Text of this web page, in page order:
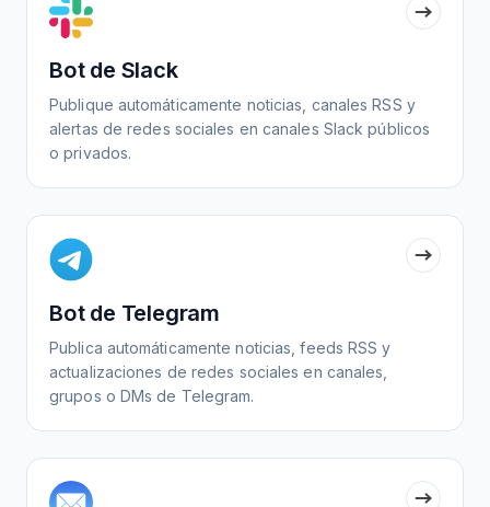
Bot de Slack
Publique automáticamente noticias, canales RSS y
alertas de redes sociales en canales Slack públicos
o privados.
Bot de Telegram
Publica automáticamente noticias, feeds RSS y
actualizaciones de redes sociales en canales,
grupos o DMs de Telegram.